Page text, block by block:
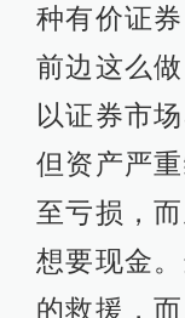
种有价证
前边这么
以证券市
但资产严
至亏损，
想要现金
的救援，